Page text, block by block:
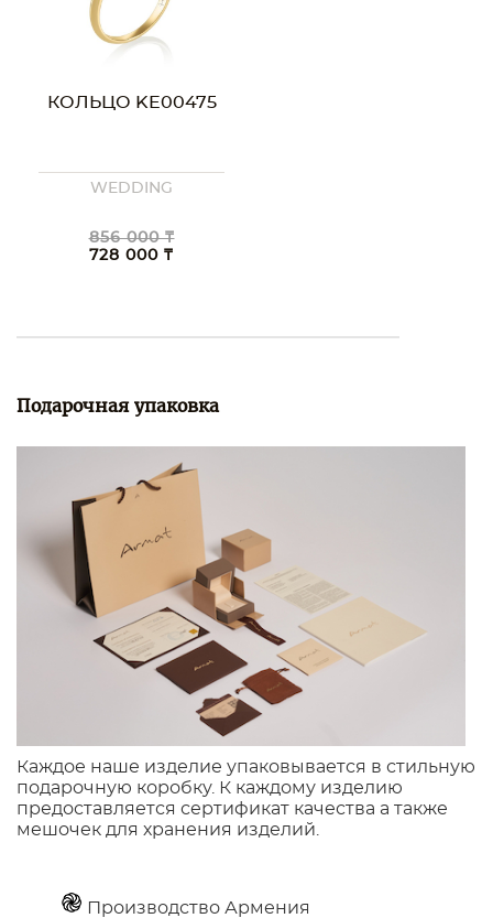
КОЛЬЦО KE00475
WEDDING
856 000 ₸
728 000 ₸
Подарочная упаковка
Каждое наше изделие упаковывается в стильную
подарочную коробку. К каждому изделию
предоставляется сертификат качества а также
мешочек для хранения изделий.
Производство Армения